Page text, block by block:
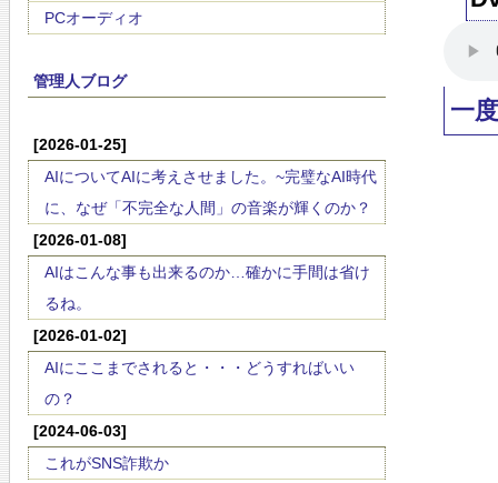
PCオーディオ
管理人ブログ
[2026-01-25]
AIについてAIに考えさせました。~完璧なAI時代
に、なぜ「不完全な人間」の音楽が輝くのか？
[2026-01-08]
AIはこんな事も出来るのか…確かに手間は省け
るね。
[2026-01-02]
AIにここまでされると・・・どうすればいい
の？
[2024-06-03]
これがSNS詐欺か
一